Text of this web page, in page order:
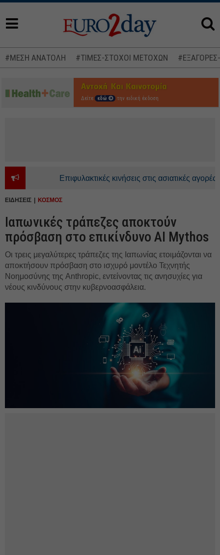
#ΜΕΣΗ ΑΝΑΤΟΛΗ #ΤΙΜΕΣ-ΣΤΟΧΟΙ ΜΕΤΟΧΩΝ
Δείτε εδώ την ειδική έκδοση
Επιφυλακτικές κινήσεις στις ασιατικές αγορές -
ΕΙΔΗΣΕΙΣ ΚΟΣΜΟΣ
Ιαπωνικές τράπεζες αποκτούν
πρόσβαση στο επικίνδυνο AI Mythos
Οι τρεις μεγαλύτερες τράπεζες της Ιαπωνίας ετοιμάζονται να
αποκτήσουν πρόσβαση στο ισχυρό μοντέλο Τεχνητής
Νοημοσύνης της Anthropic, εντείνοντας τις ανησυχίες για
νέους κινδύνους στην κυβερνοασφάλεια.